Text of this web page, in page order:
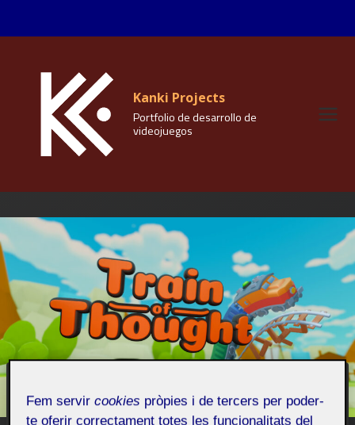
Kanki Projects
Portfolio de desarrollo de
videojuegos
Fem servircookies pròpies i de tercers per poder-
te oferir correctament totes les funcionalitats del